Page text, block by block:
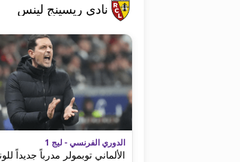
نادي ريسينج لينس
الدوري الفرنسي - ليج 1
الألماني توبمولر مدرباً جديداً